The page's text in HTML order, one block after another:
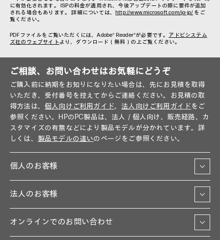
に有効化されます。 ISPの料金が適用され、今後アップデートの際に要件が追加
される場合もあります。 詳細については、 http://www.microsoft.com/ja-jp/ をご
覧ください。
PDFファイルをご覧いただくには、Adobe® Reader®が必要です。 アドビシステム
ズ社のウェブサイト より、ダウンロード（無料）の上ご覧ください。
ご相談、お問い合わせはお気軽にどうぞ
ご購入前に納期をお知りになりたい場合は、先にお見積を取得
いただき、受付番号を控えてからご連絡ください。お見積の取
得方法は、 個人向けご利用ガイド、 法人向けご利用ガイドをご
参照ください。HPのPC製品は、法人／個人向け、販売経路、カ
スタマイズの有無などにより製品モデルが分かれています。詳
しくは、 製品モデルの違いのページをご参照ください。
個人のお客様
法人のお客様
オンラインでのお問い合わせ